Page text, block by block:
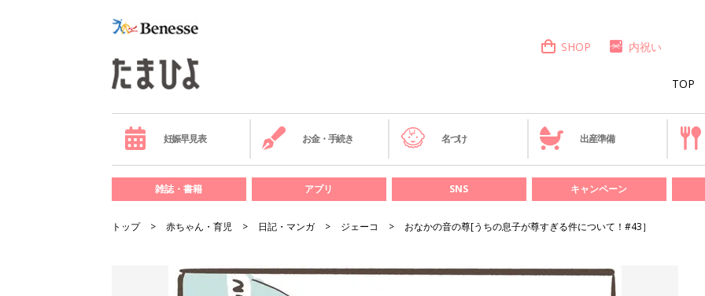
TOP
SHOP 内祝い
妊娠早見表 お金・手続き 名づけ 出産準備
雑誌・書籍 アプリ SNS キャンペーン
トップ 赤ちゃん・育児 日記・マンガ ジェーコ おなかの音の尊[うちの息子が尊すぎる件について！#43］